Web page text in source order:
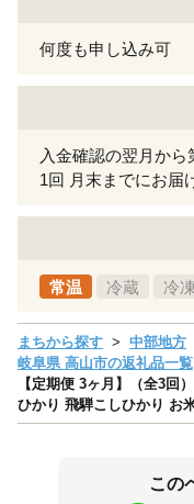
何度も申し込み可
入金確認の翌月か
1回 月末までにお届
常温 冷蔵 冷凍
まちから探す 中部地方
岐阜県 高山市の返礼品一覧
【定期便 3ヶ月】（全3回
ひかり 飛騨こしひかり お
この